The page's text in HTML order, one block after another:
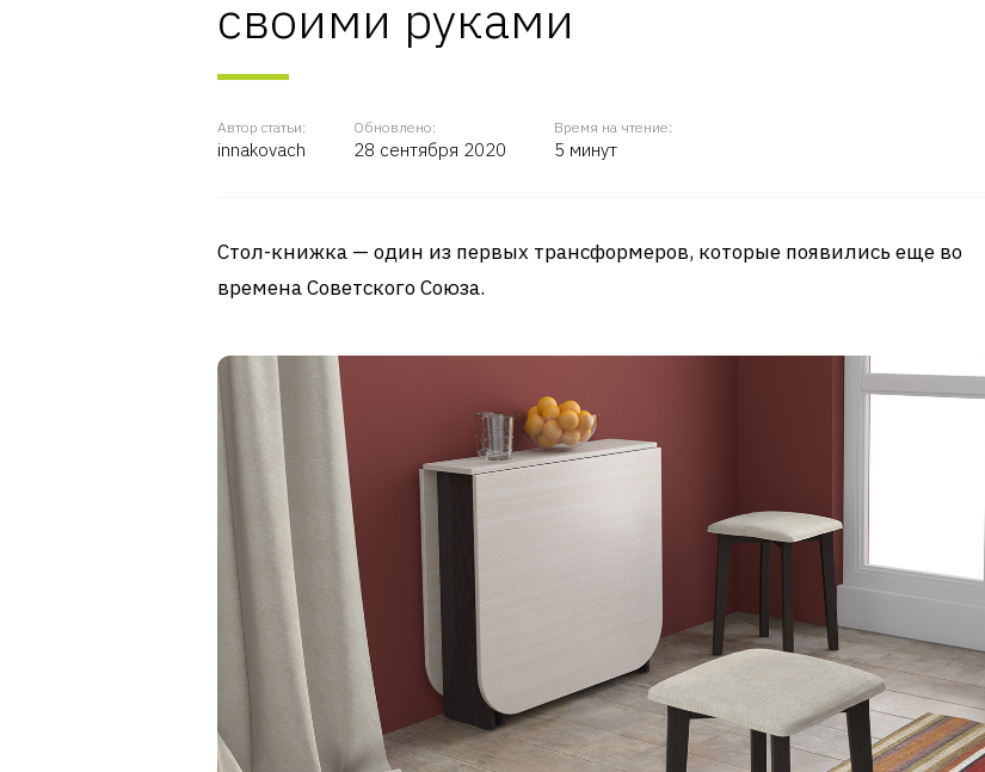
своими руками
Автор статьи:
innakovach
Обновлено:
28 сентября 2020
Время на чтение:
5 минут
Стол-книжка — один из первых трансформеров, которые появились еще во
времена Советского Союза.